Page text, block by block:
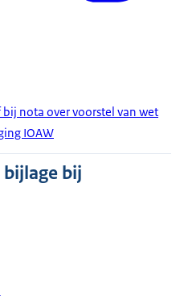
nota over voorstel van wet
IOAW
bij